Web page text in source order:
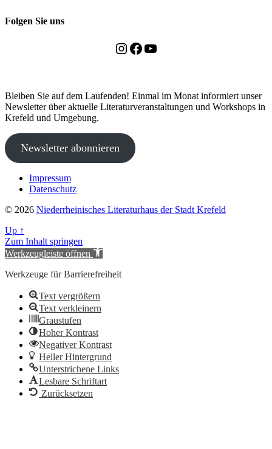
Folgen Sie uns
Instagram
Facebook
YouTube
Bleiben Sie auf dem Laufenden! Einmal im Monat informiert unser
Newsletter über aktuelle Literaturveranstaltungen und Workshops in
Krefeld und Umgebung.
Newsletter abonnieren
Impressum
Datenschutz
© 2026 Niederrheinisches Literaturhaus der Stadt Krefeld
Up ↑
Zum Inhalt springen
Werkzeugleiste öffnen
Werkzeuge für Barrierefreiheit
Text vergrößern
Text verkleinern
Graustufen
Hoher Kontrast
Negativer Kontrast
Heller Hintergrund
Unterstrichene Links
Lesbare Schriftart
Zurücksetzen